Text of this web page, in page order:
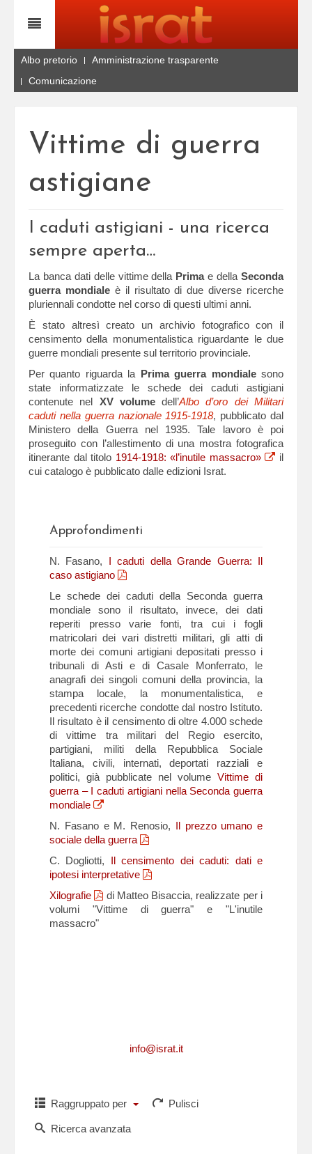
Albo pretorio
Amministrazione trasparente
Comunicazione
Vittime di guerra
astigiane
I caduti astigiani - una ricerca
sempre aperta…
La banca dati delle vittime della Primae dellaSeconda
guerra mondialeè il risultato di due diverse ricerche
pluriennali condotte nel corso di questi ultimi anni.
È stato altresì creato un archivio fotografico con il
censimento della monumentalistica riguardante le due
guerre mondiali presente sul territorio provinciale.
Per quanto riguarda la Prima guerra mondialesono
state informatizzate le schede dei caduti astigiani
contenute nel XV volumedell’Albo d’oro dei Militari
caduti nella guerra nazionale 1915-1918, pubblicato dal
Ministero della Guerra nel 1935. Tale lavoro è poi
proseguito con l’allestimento di una mostra fotografica
itinerante dal titolo 1914-1918: «l’inutile massacro»
il
cui catalogo è pubblicato dalle edizioni Israt.
Approfondimenti
N. Fasano,
I caduti della Grande Guerra: Il
caso astigiano
Le schede dei caduti della Seconda guerra
mondiale sono il risultato, invece, dei dati
reperiti presso varie fonti, tra cui i fogli
matricolari dei vari distretti militari, gli atti di
morte dei comuni artigiani depositati presso i
tribunali di Asti e di Casale Monferrato, le
anagrafi dei singoli comuni della provincia, la
stampa locale, la monumentalistica, e
precedenti ricerche condotte dal nostro Istituto.
Il risultato è il censimento di oltre 4.000 schede
di vittime tra militari del Regio esercito,
partigiani, militi della Repubblica Sociale
Italiana, civili, internati, deportati razziali e
politici, già pubblicate nel volume Vittime di
guerra – I caduti artigiani nella Seconda guerra
mondiale
N. Fasano e M. Renosio, Il prezzo umano e
sociale della guerra
C. Dogliotti, Il censimento dei caduti: dati e
ipotesi interpretative
Xilografie
di Matteo Bisaccia, realizzate per i
volumi "Vittime di guerra" e "L'inutile
massacro"
info@israt.it
Raggruppato per Pulisci
Ricerca avanzata